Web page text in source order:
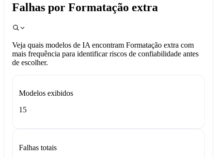
Falhas por Formatação extra
Veja quais modelos de IA encontram Formatação extra com
mais frequência para identificar riscos de confiabilidade antes
de escolher.
Modelos exibidos
15
Falhas totais